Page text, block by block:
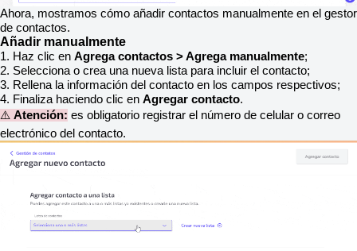
Ahora, mostramos cómo añadir contactos manualmente en el gestor
de contactos.
Añadir manualmente
1. Haz clic en Agrega contactos > Agrega manualmente;
2. Selecciona o crea una nueva lista para incluir el contacto;
3. Rellena la información del contacto en los campos respectivos;
4. Finaliza haciendo clic en Agregar contacto.
⚠️ Atención: es obligatorio registrar el número de celular o correo
electrónico del contacto.